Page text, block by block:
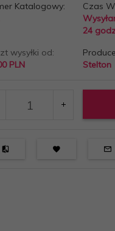
Katalogowy:
Czas
24
wysyłki od:
PLN
Stelton